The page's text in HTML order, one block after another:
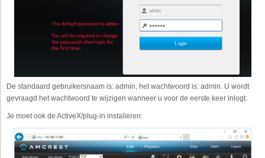
De standaard gebruikersnaam is: admin, het wachtwoord is: admin. U wordt
gevraagd het wachtwoord te wijzigen wanneer u voor de eerste keer inlogt.
Je moet ook de ActiveX/plug-in installeren: